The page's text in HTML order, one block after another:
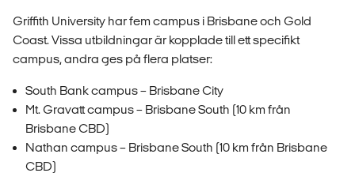
Griffith University har fem campus i Brisbane och Gold
Coast. Vissa utbildningar är kopplade till ett specifikt
campus, andra ges på flera platser:
South Bank campus – Brisbane City
Mt. Gravatt campus – Brisbane South (10 km från
Brisbane CBD)
Nathan campus – Brisbane South (10 km från Brisbane
CBD)